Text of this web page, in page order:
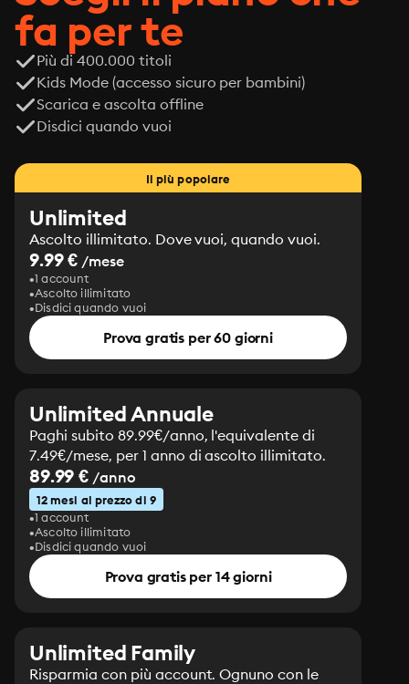
fa per te
Più di 400.000 titoli
Kids Mode (accesso sicuro per bambini)
Scarica e ascolta offline
Disdici quando vuoi
Il più popolare
Unlimited
Ascolto illimitato. Dove vuoi, quando vuoi.
9.99 € /mese
1 account
Ascolto illimitato
Disdici quando vuoi
Prova gratis per 60 giorni
Unlimited Annuale
Paghi subito 89.99€/anno, l'equivalente di
7.49€/mese, per 1 anno di ascolto illimitato.
89.99 € /anno
12 mesi al prezzo di 9
1 account
Ascolto illimitato
Disdici quando vuoi
Prova gratis per 14 giorni
Unlimited Family
Risparmia con più account. Ognuno con le